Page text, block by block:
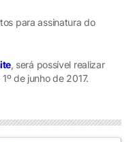
para assinatura do
, será possível realizar
de junho de 2017.